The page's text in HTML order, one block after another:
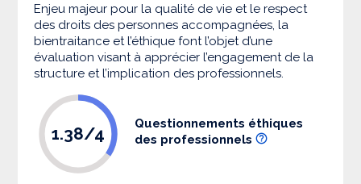
Enjeu majeur pour la qualité de vie et le respect
des droits des personnes accompagnées, la
bientraitance et l’éthique font l’objet d’une
évaluation visant à apprécier l’engagement de la
structure et l’implication des professionnels.
1.38/4
Questionnements éthiques
des professionnels